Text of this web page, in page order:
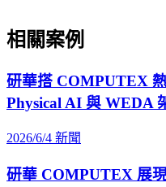
相關案例
研華搭 COMPUTEX
Physical AI 與 WEDA
2026/6/4 新聞
研華 COMPUTEX 展